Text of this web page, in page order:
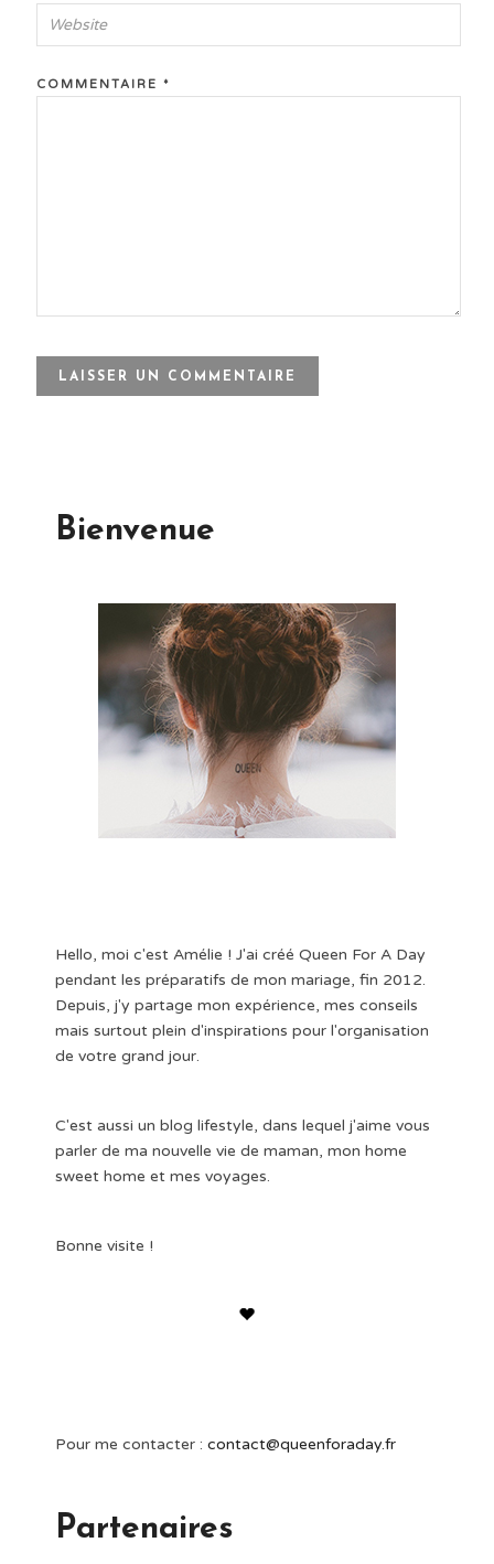
COMMENTAIRE *
Bienvenue
Hello, moi c'est Amélie ! J'ai créé Queen For A Day
pendant les préparatifs de mon mariage, fin 2012.
Depuis, j'y partage mon expérience, mes conseils
mais surtout plein d'inspirations pour l'organisation
de votre grand jour.
C'est aussi un blog lifestyle, dans lequel j'aime vous
parler de ma nouvelle vie de maman, mon home
sweet home et mes voyages.
Bonne visite !
Pour me contacter : contact@queenforaday.fr
Partenaires